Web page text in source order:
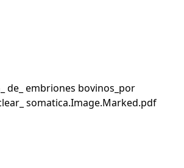
de_ embriones bovinos_por
somatica.Image.Marked.pdf